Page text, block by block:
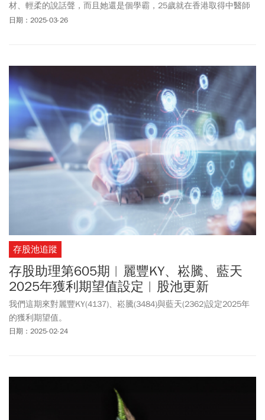
材、輕柔的說話聲，而且她還是個學霸，25歲就在香港取得中醫師
證照。2022年憑實力考進北醫大學管理學院「生物科技高階管理碩
人，我不可以告訴你。」「我的人生哲學就是：你自顧成長、上天
必有獎賞。只要你肯努力，不知道在什麼時候會竄出一個讓你很感
動又很驚喜的收穫。」
日期：2025-03-26
存股池追蹤
存股助理第605期︱麗豐KY、崧騰、藍天
2025年獲利期望值設定︱股池更新
我們這期來對麗豐KY(4137)、崧騰(3484)與藍天(2362)設定2025年
的獲利期望值。
日期：2025-02-24